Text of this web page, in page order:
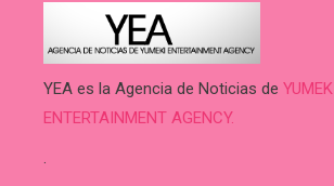
YEA es la Agencia de Noticias de YUMEKI
ENTERTAINMENT AGENCY.
.